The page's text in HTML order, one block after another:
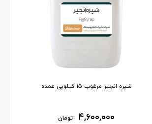
شیره انجیر مرغوب 15 کیلویی عمده
۴,۶۰۰,۰۰۰ تومان